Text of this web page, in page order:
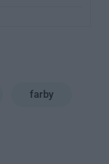
farby